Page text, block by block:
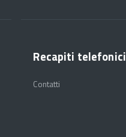
Recapiti telefonici
Contatti